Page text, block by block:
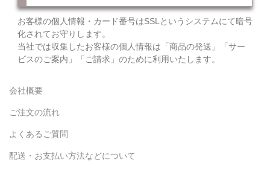
お客様の個人情報・カード番号はSSLというシステムにて暗号
化されてお守りします。
当社では収集したお客様の個人情報は「商品の発送」「サー
ビスのご案内」「ご請求」のために利用いたします。
会社概要
ご注文の流れ
よくあるご質問
配送・お支払い方法などについて